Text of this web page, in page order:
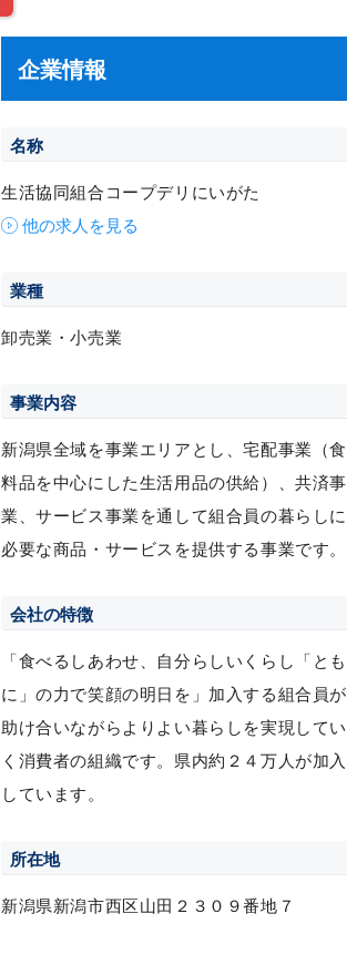
企業情報
名称
生活協同組合コープデリにいがた
他の求人を見る
業種
卸売業・小売業
事業内容
新潟県全域を事業エリアとし、宅配事業（食
料品を中心にした生活用品の供給）、共済事
業、サービス事業を通して組合員の暮らしに
必要な商品・サービスを提供する事業です。
会社の特徴
「食べるしあわせ、自分らしいくらし「とも
に」の力で笑顔の明日を」加入する組合員が
助け合いながらよりよい暮らしを実現してい
く消費者の組織です。県内約２４万人が加入
しています。
所在地
新潟県新潟市西区山田２３０９番地７